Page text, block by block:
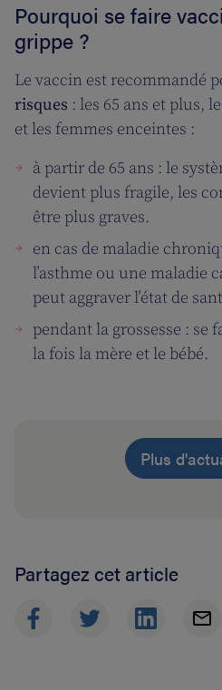
Pourquoi se faire
grippe ?
Le vaccin est recommandé
risques : les 65 ans et plus,
et les femmes enceintes :
à partir de 65 ans : le
devient plus fragile, les
être plus graves.
en cas de maladie
l’asthme ou une maladie
peut aggraver l’état de
pendant la grossesse : se
la fois la mère et le bébé.
Plus
Partagez cet article